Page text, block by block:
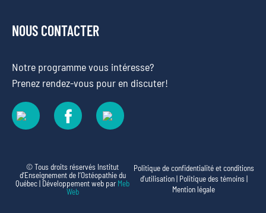
NOUS CONTACTER
Notre programme vous intéresse?
Prenez rendez-vous pour en discuter!
© Tous droits réservés Institut
d’Enseignement de l’Ostéopathie du
Québec | Développement web par Meb
Web
Politique de confidentialité et conditions
d’utilisation| Politique des témoins |
Mention légale